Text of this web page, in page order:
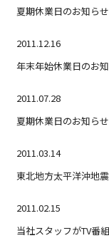
夏期休業日のお知らせ
2011.12.16
年末年始休業日のお
2011.07.28
夏期休業日のお知らせ
2011.03.14
東北地方太平洋沖地
2011.02.15
当社スタッフがTV番